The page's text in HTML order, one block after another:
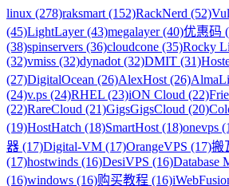
linux (278)raksmart (152)RackNerd (52)
(45)LightLayer (43)megalayer (40)优惠码
(38)spinservers (36)cloudcone (35)Rocky
(32)vmiss (32)dynadot (32)DMIT (31)
(27)DigitalOcean (26)AlexHost (26)
(24)v.ps (24)RHEL (23)iON Cloud (22)
(22)RareCloud (21)GigsGigsCloud (20)
(19)HostHatch (18)SmartHost (18)onevps
器 (17)Digital-VM (17)OrangeVPS (17)搬
(17)hostwinds (16)DesiVPS (16)Database
(16)windows (16)购买教程 (16)